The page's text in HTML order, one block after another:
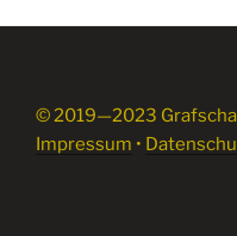
© 2019—2023
Impressum •